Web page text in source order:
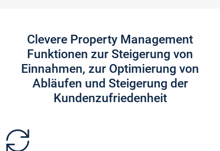
Clevere Property Management
Funktionen zur Steigerung von
Einnahmen, zur Optimierung von
Abläufen und Steigerung der
Kundenzufriedenheit